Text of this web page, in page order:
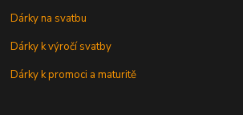
Dárky na svatbu
Dárky k výročí svatby
Dárky k promoci a maturitě